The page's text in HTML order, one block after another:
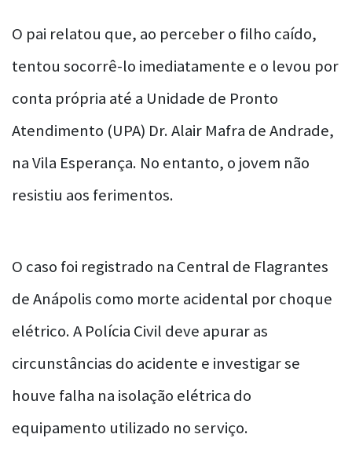
O pai relatou que, ao perceber o filho caído,
tentou socorrê-lo imediatamente e o levou por
conta própria até a Unidade de Pronto
Atendimento (UPA) Dr. Alair Mafra de Andrade,
na Vila Esperança. No entanto, o jovem não
resistiu aos ferimentos.
O caso foi registrado na Central de Flagrantes
de Anápolis como morte acidental por choque
elétrico. A Polícia Civil deve apurar as
circunstâncias do acidente e investigar se
houve falha na isolação elétrica do
equipamento utilizado no serviço.